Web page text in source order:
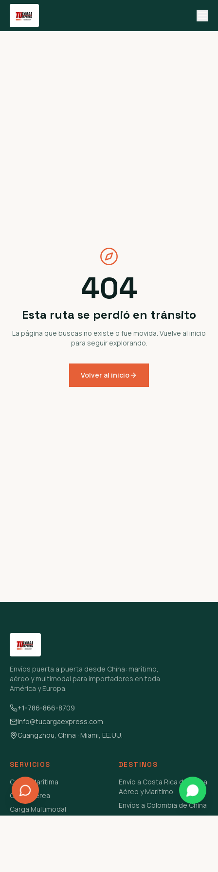
404
Esta ruta se perdió en tránsito
La página que buscas no existe o fue movida. Vuelve al inicio
para seguir explorando.
Volver al inicio
Envíos puerta a puerta desde China: marítimo,
aéreo y multimodal para importadores en toda
América y Europa.
+1-786-866-8709
info@tucargaexpress.com
Guangzhou, China · Miami, EE.UU.
SERVICIOS
Carga Marítima
Carga Aérea
Carga Multimodal
DESTINOS
Envío a Costa Rica de China
Aéreo y Marítimo
Envíos a Colombia de China